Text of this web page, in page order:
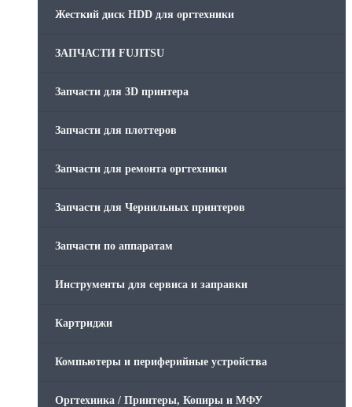
Жесткий диск HDD для оргтехники
ЗАПЧАСТИ FUJITSU
Запчасти для 3D принтера
Запчасти для плоттеров
Запчасти для ремонта оргтехники
Запчасти для Чернильных принтеров
Запчасти по аппаратам
Инструменты для сервиса и заправки
Картриджи
Компьютеры и периферийные устройства
Оргтехника / Принтеры, Копиры и МФУ